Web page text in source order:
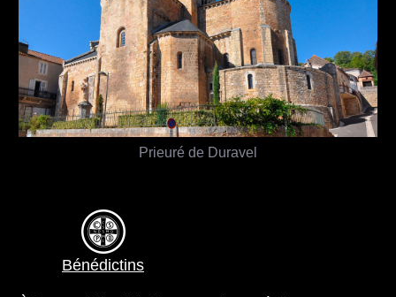
Prieuré de Duravel
Bénédictins